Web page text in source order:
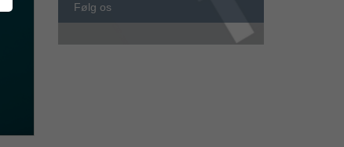
Følg os